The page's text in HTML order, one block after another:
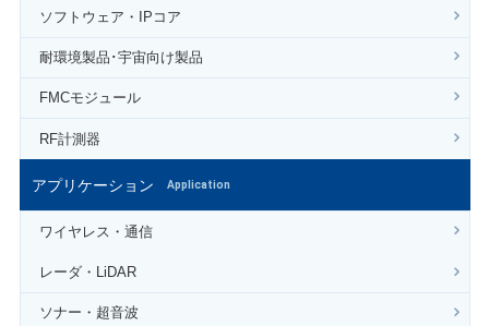
ソフトウェア・IPコア
耐環境製品･宇宙向け製品
FMCモジュール
RF計測器
アプリケーション Application
ワイヤレス・通信
レーダ・LiDAR
ソナー・超音波